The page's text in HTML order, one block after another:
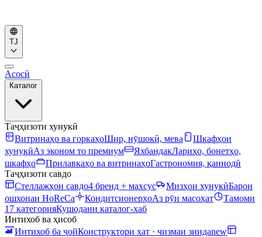
TJ
Асосӣ
Каталог
Таҷҳизоти хунукӣ
Витринаҳо ва горкаҳоШир, нӯшокӣ, мева
Шкафҳои
хунукӣАз эконом то премиум ЯхбандакЛариҳо, бонетҳо,
шкафҳо
Прилавкаҳо ва витринаҳоГастрономия, қаннодӣ
Таҷҳизоти савдо
Стеллажҳои савдо4 бренд + махсус Мизҳои хунукӣБарои
ошхонаи HoReCa
КондитсионерҳоАз рӯи масоҳат
Тамоми
17 категорияКушодани каталог-хаб
Интихоб ва ҳисоб
Интихоб ба ҷойКонструктори хат · чизмаи зиндаnew